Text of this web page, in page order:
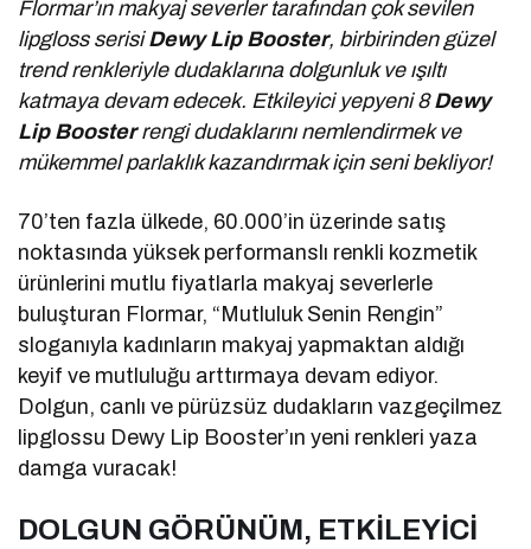
Flormar’ın makyaj severler tarafından çok sevilen
lipgloss serisiDewy Lip Booster, birbirinden güzel
trend renkleriyle dudaklarına dolgunluk ve ışıltı
katmaya devam edecek. Etkileyici yepyeni 8Dewy
Lip Boosterrengi dudaklarını nemlendirmek ve
mükemmel parlaklık kazandırmak için seni bekliyor!
70’ten fazla ülkede, 60.000’in üzerinde satış
noktasında yüksek performanslı renkli kozmetik
ürünlerini mutlu fiyatlarla makyaj severlerle
buluşturan Flormar, “Mutluluk Senin Rengin”
sloganıyla kadınların makyaj yapmaktan aldığı
keyif ve mutluluğu arttırmaya devam ediyor.
Dolgun, canlı ve pürüzsüz dudakların vazgeçilmez
lipglossu Dewy Lip Booster’ın yeni renkleri yaza
damga vuracak!
DOLGUN GÖRÜNÜM, ETKİLEYİCİ